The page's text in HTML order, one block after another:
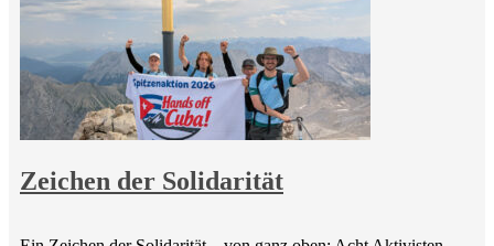
Zeichen der Solidarität